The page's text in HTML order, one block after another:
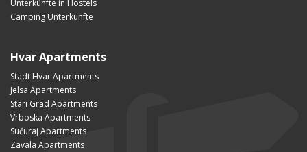
Unterkünfte in Hostels
Camping Unterkünfte
Hvar Apartments
Stadt Hvar Apartments
Jelsa Apartments
Stari Grad Apartments
Vrboska Apartments
Sućuraj Apartments
Zavala Apartments